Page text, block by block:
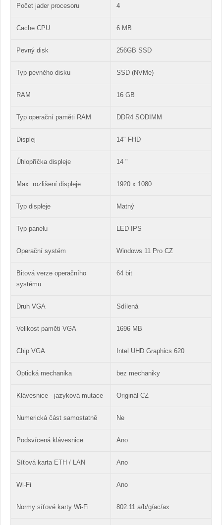
Počet jader procesoru 4
Cache CPU 6 MB
Pevný disk 256GB SSD
Typ pevného disku SSD (NVMe)
RAM 16 GB
Typ operační paměti RAM DDR4 SODIMM
Displej 14" FHD
Úhlopříčka displeje 14 "
Max. rozlišení displeje 1920 x 1080
Typ displeje Matný
Typ panelu LED IPS
Operační systém Windows 11 Pro CZ
Bitová verze operačního
systému
64 bit
Druh VGA Sdílená
Velikost paměti VGA 1696 MB
Chip VGA Intel UHD Graphics 620
Optická mechanika bez mechaniky
Klávesnice - jazyková mutace Originál CZ
Numerická část samostatně Ne
Podsvícená klávesnice Ano
Síťová karta ETH / LAN Ano
Wi-Fi Ano
Normy síťové karty Wi-Fi 802.11 a/b/g/ac/ax